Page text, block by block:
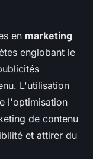
en marketing
englobant le
L'utilisation
l'optimisation
de contenu
et attirer du